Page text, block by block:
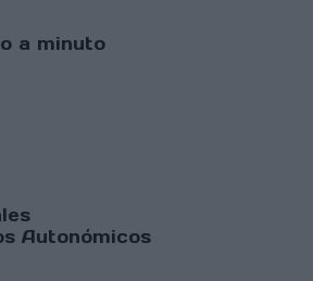
a minuto
Autonómicos